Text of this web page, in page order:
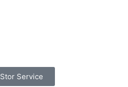
Stor Service